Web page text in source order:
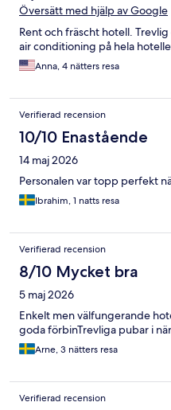
Översätt med hjälp av Google
Rent och fräscht hotell.
air conditioning på hela
Anna, 4 nätters resa
Verifierad recension
10/10 Enastående
14 maj 2026
Personalen var topp perfekt
Ibrahim, 1 natts resa
Verifierad recension
8/10 Mycket bra
5 maj 2026
Enkelt men välfungerande
goda förbinTrevliga pubar i
Arne, 3 nätters resa
Verifierad recension